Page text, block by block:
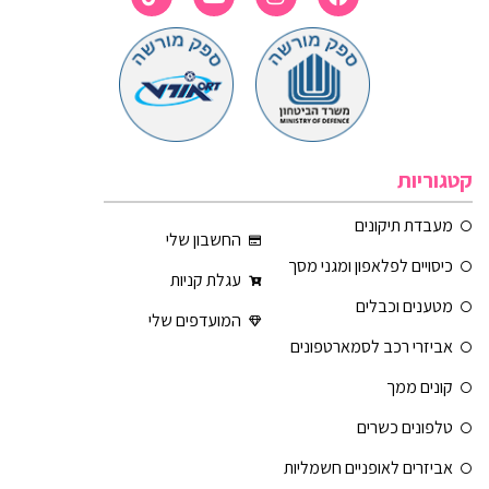
קטגוריות
מעבדת תיקונים
כיסויים לפלאפון ומגני מסך
מטענים וכבלים
אביזרי רכב לסמארטפונים
קונים ממך
טלפונים כשרים
אביזרים לאופניים חשמליות
החשבון שלי
עגלת קניות
המועדפים שלי